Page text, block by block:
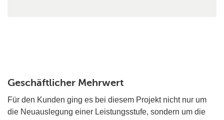
Geschäftlicher Mehrwert
Für den Kunden ging es bei diesem Projekt nicht nur um
die Neuauslegung einer Leistungsstufe, sondern um die